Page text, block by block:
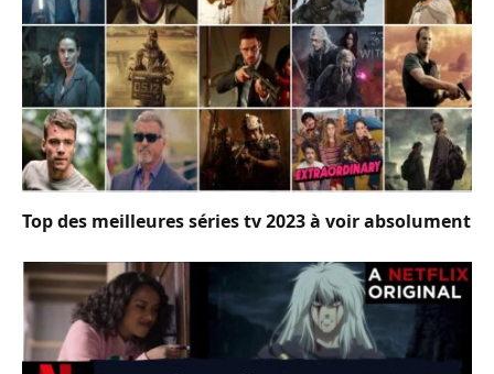
Top des meilleures séries tv 2023 à voir absolument